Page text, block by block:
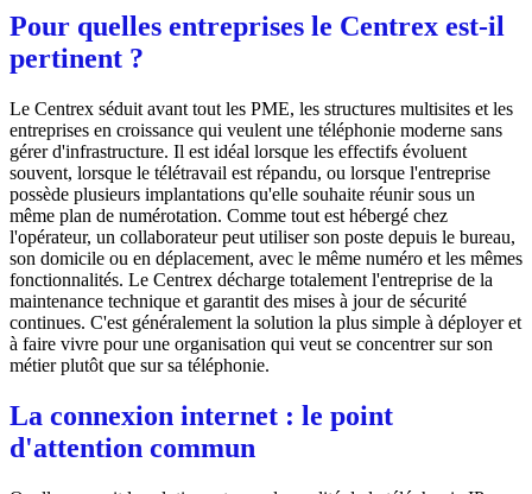
Pour quelles entreprises le Centrex est-il
pertinent ?
Le Centrex séduit avant tout les PME, les structures multisites et les
entreprises en croissance qui veulent une téléphonie moderne sans
gérer d'infrastructure. Il est idéal lorsque les effectifs évoluent
souvent, lorsque le télétravail est répandu, ou lorsque l'entreprise
possède plusieurs implantations qu'elle souhaite réunir sous un
même plan de numérotation. Comme tout est hébergé chez
l'opérateur, un collaborateur peut utiliser son poste depuis le bureau,
son domicile ou en déplacement, avec le même numéro et les mêmes
fonctionnalités. Le Centrex décharge totalement l'entreprise de la
maintenance technique et garantit des mises à jour de sécurité
continues. C'est généralement la solution la plus simple à déployer et
à faire vivre pour une organisation qui veut se concentrer sur son
métier plutôt que sur sa téléphonie.
La connexion internet : le point
d'attention commun